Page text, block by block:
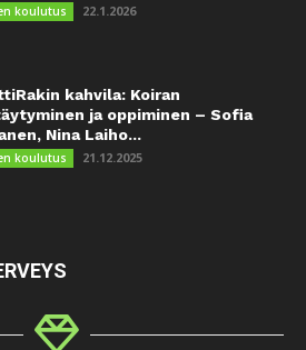
koulutus 22.1.2026
kahvila: Koiran
ja oppiminen – Sofia
Nina Laiho...
koulutus 21.12.2025